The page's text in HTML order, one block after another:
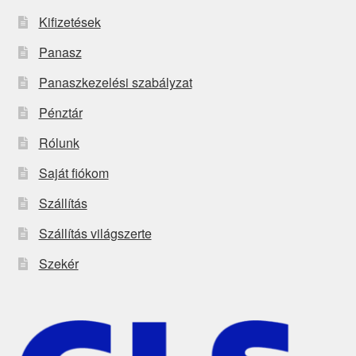
Kifizetések
Panasz
Panaszkezelési szabályzat
Pénztár
Rólunk
Saját fiókom
Szállítás
Szállítás világszerte
Szekér